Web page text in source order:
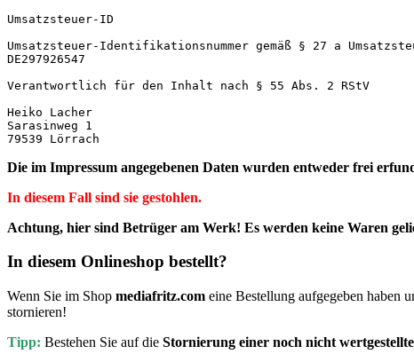
Umsatzsteuer-ID
Umsatzsteuer-Identifikationsnummer gemäß § 27 a
DE297926547
Verantwortlich für den Inhalt nach § 55 Abs. 2 RStV
Heiko Lacher
Sarasinweg 1
79539 Lörrach
Die im Impressum angegebenen Daten wurden entweder frei
In diesem Fall sind sie gestohlen.
Achtung, hier sind Betrüger am Werk! Es werden keine Waren
In diesem Onlineshop bestellt?
Wenn Sie im Shop mediafritz.com eine Bestellung aufgegeben haben
stornieren!
Tipp: Bestehen Sie auf die Stornierung einer noch nicht